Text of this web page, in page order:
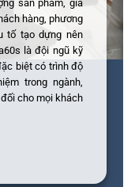
sản phẩm, giá
hàng, phương
tố tạo dựng nên
là đội ngũ kỹ
biệt có trình độ
trong ngành,
cho mọi khách